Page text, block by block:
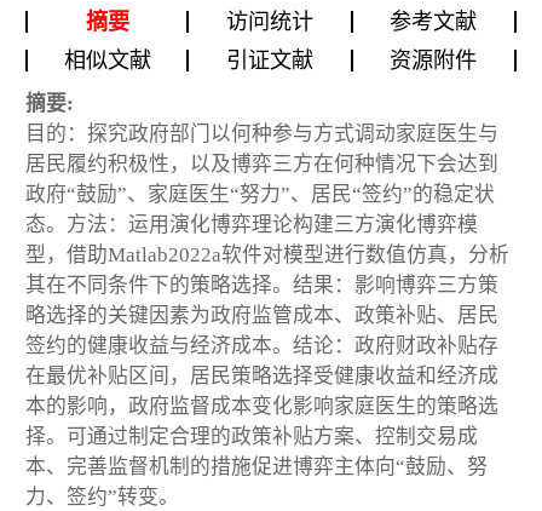
摘要 访问统计
参考文献
相似文献
引证文献 资源附件
摘要:
目的：探究政府部门以何种参与方式调动家庭医生与
居民履约积极性，以及博弈三方在何种情况下会达到
政府“鼓励”、家庭医生“努力”、居民“签约”的稳定状
态。方法：运用演化博弈理论构建三方演化博弈模
型，借助Matlab2022a软件对模型进行数值仿真，分析
其在不同条件下的策略选择。结果：影响博弈三方策
略选择的关键因素为政府监管成本、政策补贴、居民
签约的健康收益与经济成本。结论：政府财政补贴存
在最优补贴区间，居民策略选择受健康收益和经济成
本的影响，政府监督成本变化影响家庭医生的策略选
择。可通过制定合理的政策补贴方案、控制交易成
本、完善监督机制的措施促进博弈主体向“鼓励、努
力、签约”转变。